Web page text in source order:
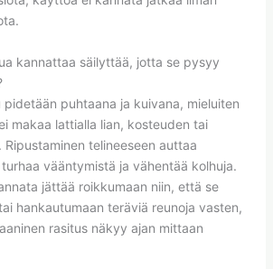
kannattaa säilyttää, jotta se pysyy
puhtaana ja kuivana, mieluiten
makaa lattialla lian, kosteuden tai
Ripustaminen telineeseen auttaa
vääntymistä ja vähentää kolhuja.
jättää roikkumaan niin, että se
hankautumaan teräviä reunoja vasten,
rasitus näkyy ajan mittaan